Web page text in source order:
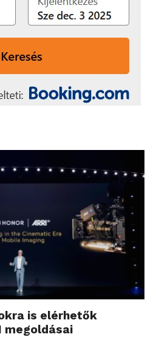
is elérhetők
megoldásai